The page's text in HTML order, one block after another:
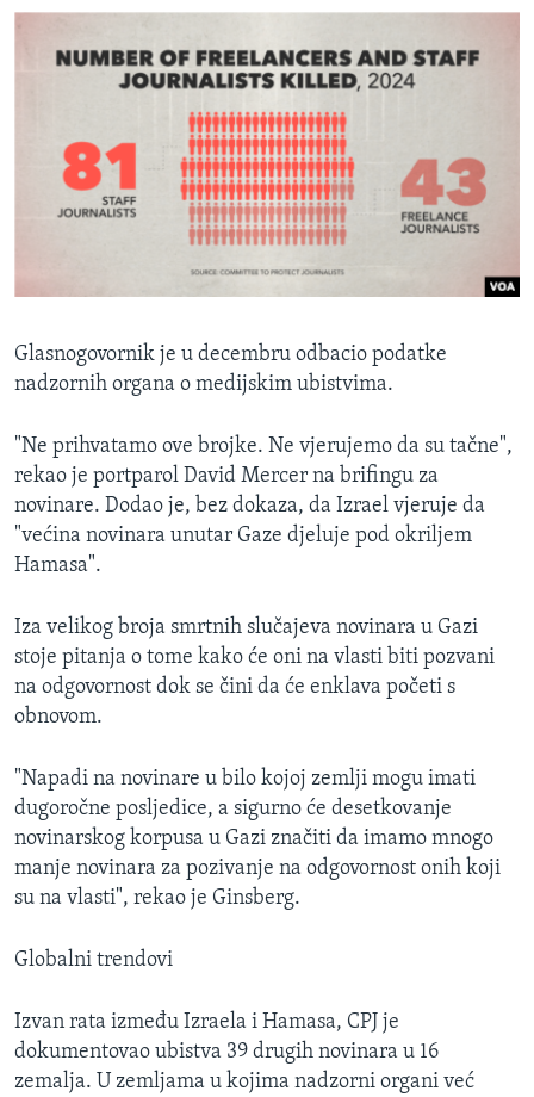
Glasnogovornik je u decembru odbacio podatke
nadzornih organa o medijskim ubistvima.
"Ne prihvatamo ove brojke. Ne vjerujemo da su tačne",
rekao je portparol David Mercer na brifingu za
novinare. Dodao je, bez dokaza, da Izrael vjeruje da
"većina novinara unutar Gaze djeluje pod okriljem
Hamasa".
Iza velikog broja smrtnih slučajeva novinara u Gazi
stoje pitanja o tome kako će oni na vlasti biti pozvani
na odgovornost dok se čini da će enklava početi s
obnovom.
"Napadi na novinare u bilo kojoj zemlji mogu imati
dugoročne posljedice, a sigurno će desetkovanje
novinarskog korpusa u Gazi značiti da imamo mnogo
manje novinara za pozivanje na odgovornost onih koji
su na vlasti", rekao je Ginsberg.
Globalni trendovi
Izvan rata između Izraela i Hamasa, CPJ je
dokumentovao ubistva 39 drugih novinara u 16
zemalja. U zemljama u kojima nadzorni organi već